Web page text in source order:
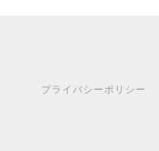
プライバシーポリシー